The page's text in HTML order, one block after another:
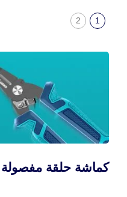
1
2
كماشة حلقة مفصولة 6.5 بوصة